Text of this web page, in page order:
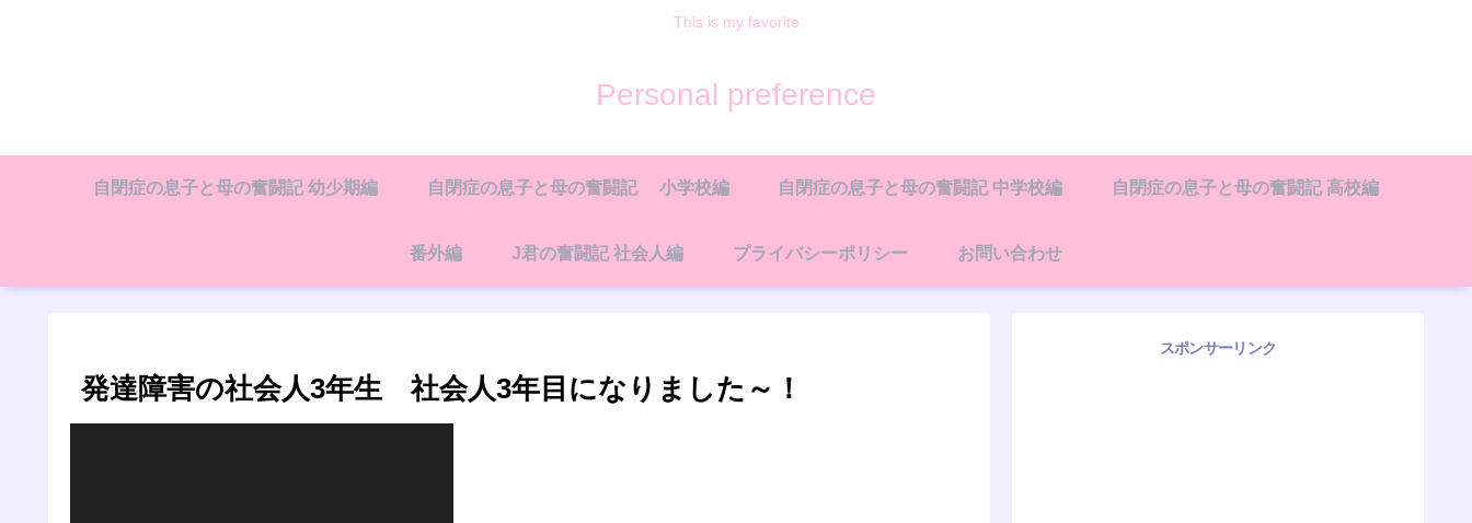
This is my favorite
Personal preference
自閉症の息子と母の奮闘記 幼少期編 自閉症の息子と母の奮闘記 小学校編 自閉症の息子と母の奮闘記 中学校編 自閉症の息子と母の奮闘記 高校編
番外編 J君の奮闘記 社会人編 プライバシーポリシー お問い合わせ
発達障害の社会人3年生 社会人3年目になりました～！
スポンサーリンク